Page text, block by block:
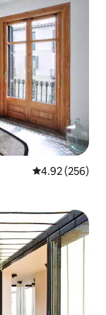
औसत रेटिंग 5 में से
4.92 (256)